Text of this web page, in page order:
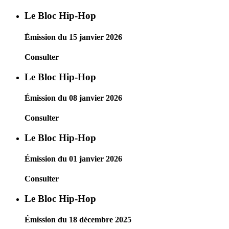
Le Bloc Hip-Hop
Émission du 15 janvier 2026
Consulter
Le Bloc Hip-Hop
Émission du 08 janvier 2026
Consulter
Le Bloc Hip-Hop
Émission du 01 janvier 2026
Consulter
Le Bloc Hip-Hop
Émission du 18 décembre 2025